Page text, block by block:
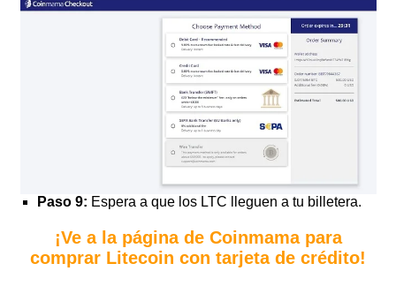
Paso 9: Espera a que los LTC lleguen a tu billetera.
¡Ve a la página de Coinmama para
comprar Litecoin con tarjeta de crédito!